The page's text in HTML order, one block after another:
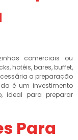
comerciais ou
hotéis, bares, buffet,
a preparação
é um investimento
ideal para preparar
Para